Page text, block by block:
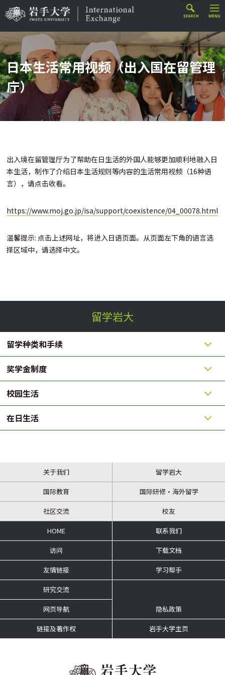
日本生活常用视频（出入国在留管理
庁）
出入境在留管理厅为了帮助在日生活的外国人能够更加顺利地融入日
本生活，制作了介绍日本生活规则等内容的生活常用视频（16种语
言），请点击收看。
https://www.moj.go.jp/isa/support/coexistence/04_00078.html
温馨提示: 点击上述网址，将进入日语页面。从页面左下角的语言选
择区域中，请选择中文。
留学岩大
留学种类和手续
奖学金制度
校园生活
在日生活
关于我们 留学岩大
国际教育 国际研修・海外留学
社区交流 校友
HOME 联系我们
访问 下载文档
友情链接 学习帮手
研究交流
网页导航 隐私政策
链接及著作权 岩手大学主页